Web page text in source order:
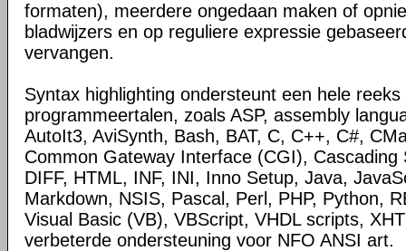
formaten), meerdere ongedaan maken of
bladwijzers en op reguliere expressie
vervangen.
Syntax highlighting ondersteunt een hele
programmeertalen, zoals ASP, assembly
AutoIt3, AviSynth, Bash, BAT, C, C++, C#,
Common Gateway Interface (CGI), Cascading
DIFF, HTML, INF, INI, Inno Setup, Java,
Markdown, NSIS, Pascal, Perl, PHP, Python,
Visual Basic (VB), VBScript, VHDL scripts,
verbeterde ondersteuning voor NFO ANSI art.